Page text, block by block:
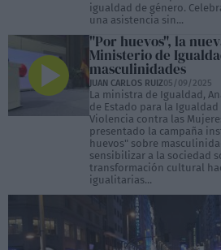
igualdad de género.
una asistencia sin...
"Por huevos", la
Ministerio de
masculinidades
JUAN CARLOS RUIZ05/09/2025
La ministra de Igualdad,
de Estado para la
Violencia contra las
presentado la campaña
huevos" sobre
sensibilizar a la sociedad
transformación cultural
igualitarias...